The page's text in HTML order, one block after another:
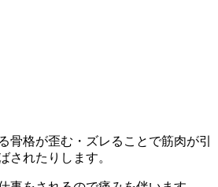
骨格が歪む・ズレることで筋肉が引
されたりします。